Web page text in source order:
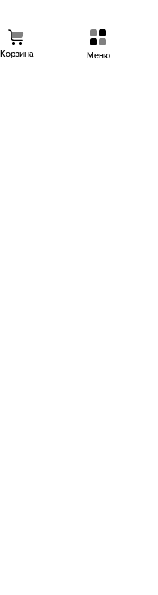
Корзина Меню